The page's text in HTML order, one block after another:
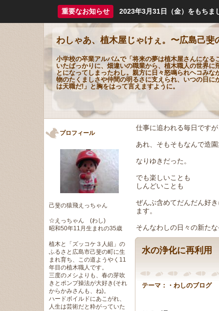
重要なお知らせ 2023年3月31日（金）をもちま
わしゃあ、植木屋じゃけぇ。〜広島己斐
小学校の卒業アルバムで「将来の夢は植木屋さんになる
いたばっかりに、畑違いの職業から、植木職人の世界に
とになってしまったわし。親方に日々怒鳴られヘコみな
物のたくましさや仲間の明るさに支えられ、いつの日に
は天職だ!」と胸をはって言えますように。
仕事に追われる毎日です
あれ、そもそもなんで造
なりゆきだった。
でも楽しいことも
しんどいことも
ぜんぶ含めてだんだん好
ます。
そんなわしの日々の新た
水の浄化に再利用
テーマ： ・わしのブログ
プロフィール
己斐の猿飛えっちゃん
☆えっちゃん (わし)
昭和50年11月生まれの35歳
植木と「ズッコケ３人組」の
ふるさと広島市己斐の町に生
まれ育ち、この道ようやく11
年目の植木職人です。
三度のメシよりも、春の芽吹
きとポンプ操法が大好き(それ
からかみさんも、ね)。
ハードボイルドにあこがれ、
人生は芸術だと粋がっていた